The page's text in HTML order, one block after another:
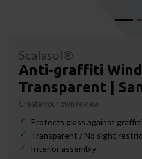
Scalasol®
Anti-graffiti
Transparent |
Create your own review
Protects glass against
Transparent / No sight
Interior assembly